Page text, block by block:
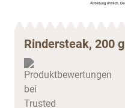
Rindersteak, 200 g